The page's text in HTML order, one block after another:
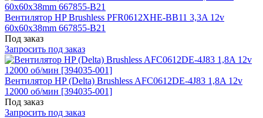
Вентилятор HP Brushless PFR0612XHE-BB11 3,3A 12v
60x60x38mm 667855-B21
Под заказ
Запросить под заказ
Вентилятор HP (Delta) Brushless AFC0612DE-4J83 1,8A 12v
12000 об/мин [394035-001]
Под заказ
Запросить под заказ